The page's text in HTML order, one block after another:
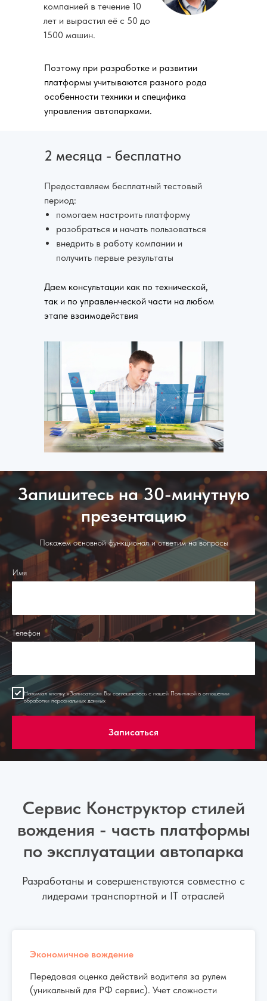
Поэтому при разработке и развитии
платформы учитываются разного рода
особенности техники и специфика
управления автопарками.
компанией в течение 10
лет и вырастил её с 50 до
1500 машин.
Даем консультации как по технической,
так и по управленческой части на любом
этапе взаимодействия
2 месяца - бесплатно
Предоставляем бесплатный тестовый
период:
помогаем настроить платформу
разобраться и начать пользоваться
внедрить в работу компании и
получить первые результаты
Запишитесь на 30-минутную
презентацию
Покажем основной функционал и ответим на вопросы
Имя
Телефон
Нажимая кнопку «Записаться» Вы соглашаетесь с нашей Политикой в отношении
обработки персональных данных
Записаться
Сервис Конструктор стилей
вождения - часть платформы
по эксплуатации автопарка
Разработаны и совершенствуются совместно с
лидерами транспортной и IT отраслей
Экономичное вождение
Передовая оценка действий водителя за рулем
(уникальный для РФ сервис). Учет сложности